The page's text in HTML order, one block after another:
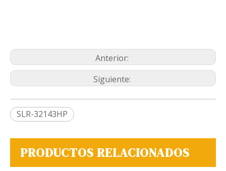
Anterior:
Siguiente:
SLR-32143HP
PRODUCTOS RELACIONADOS